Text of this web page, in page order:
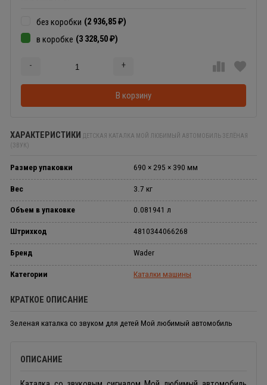
без коробки (2 936,85 ₽)
в коробке (3 328,50 ₽)
- +
В корзину
ХАРАКТЕРИСТИКИ ДЕТСКАЯ КАТАЛКА МОЙ ЛЮБИМЫЙ АВТОМОБИЛЬ ЗЕЛЁНАЯ
(ЗВУК)
Размер упаковки 690 × 295 × 390 мм
Вес 3.7 кг
Объем в упаковке 0.081941 л
Штрихкод 4810344066268
Бренд Wader
Категории Каталки машины
КРАТКОЕ ОПИСАНИЕ
Зеленая каталка со звуком для детей Мой любимый автомобиль
ОПИСАНИЕ